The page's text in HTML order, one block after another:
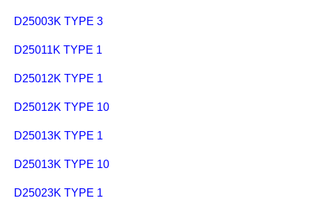
D25003K TYPE 3
D25011K TYPE 1
D25012K TYPE 1
D25012K TYPE 10
D25013K TYPE 1
D25013K TYPE 10
D25023K TYPE 1